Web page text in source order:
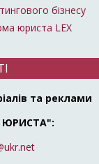
бізнесу
юриста LEX
та реклами
ЮРИСТА":